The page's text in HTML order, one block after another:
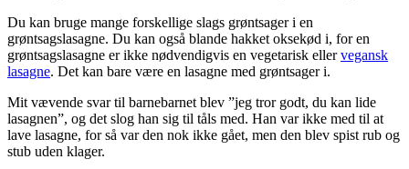
Du kan bruge mange forskellige slags grøntsager i en
grøntsagslasagne. Du kan også blande hakket oksekød i, for en
grøntsagslasagne er ikke nødvendigvis en vegetarisk ellervegansk
lasagne. Det kan bare være en lasagne med grøntsager i.
Mit vævende svar til barnebarnet blev ”jeg tror godt, du kan lide
lasagnen”, og det slog han sig til tåls med. Han var ikke med til at
lave lasagne, for så var den nok ikke gået, men den blev spist rub og
stub uden klager.